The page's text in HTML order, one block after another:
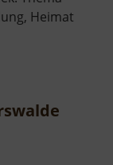
Heimat